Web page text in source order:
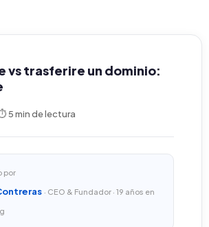
vs trasferire un dominio:
5 min de lectura
por
· CEO & Fundador · 19 años en